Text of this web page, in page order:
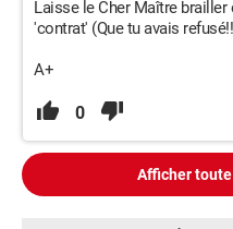
Laisse le Cher Maître brailler
'contrat' (Que tu avais
A+
0
Afficher